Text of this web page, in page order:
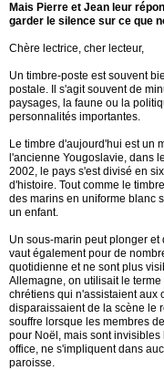
Mais Pierre et Jean leur
garder le silence sur ce que
Chère lectrice, cher lecteur,
Un timbre-poste est souvent
postale. Il s'agit souvent de
paysages, la faune ou la
personnalités importantes.
Le timbre d'aujourd'hui est un
l'ancienne Yougoslavie, dans
2002, le pays s'est divisé en
d'histoire. Tout comme le
des marins en uniforme blanc
un enfant.
Un sous-marin peut plonger et
vaut également pour de
quotidienne et ne sont plus
Allemagne, on utilisait le
chrétiens qui n'assistaient aux
disparaissaient de la scène le
souffre lorsque les membres
pour Noël, mais sont invisibles
office, ne s'impliquent dans
paroisse.